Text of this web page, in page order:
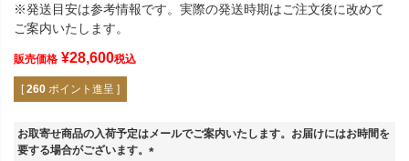
※発送目安は参考情報です。実際の発送時期はご注文後に改めて
ご案内いたします。
販売価格 ¥28,600税込
[ 260 ポイント進呈 ]
お取寄せ商品の入荷予定はメールでご案内いたします。お届けにはお時間を
要する場合がございます。